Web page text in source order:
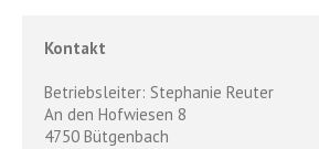
Kontakt
Betriebsleiter: Stephanie Reuter
An den Hofwiesen 8
4750 Bütgenbach